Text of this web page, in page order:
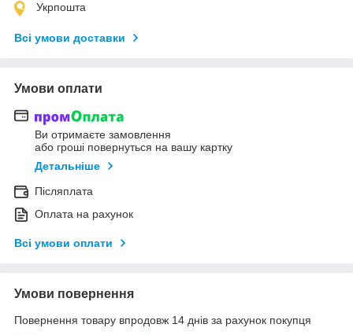
Укрпошта
Всі умови доставки
Умови оплати
Ви отримаєте замовлення
або гроші повернуться на вашу картку
Детальніше
Післяплата
Оплата на рахунок
Всі умови оплати
Умови повернення
Повернення товару впродовж 14 днів за рахунок покупця